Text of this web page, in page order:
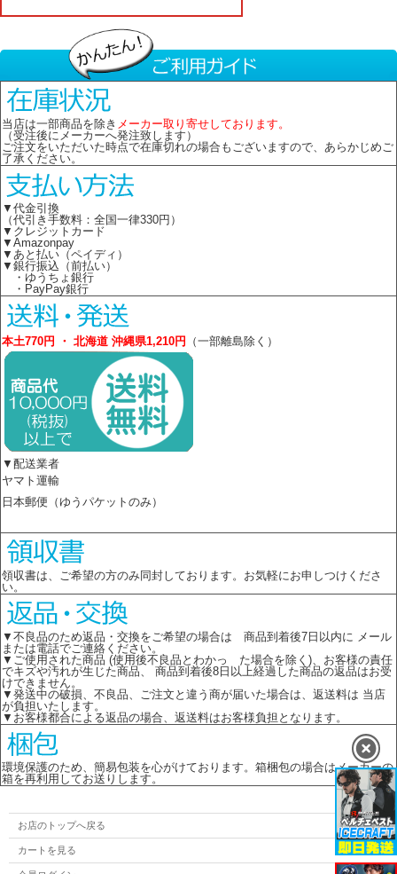
当店は一部商品を除き メーカー取り寄せしております。
（受注後にメーカーへ発注致します）
ご注文をいただいた時点で在庫切れの場合もございますので、あらかじめご
了承ください。
▼代金引換
（代引き手数料：全国一律330円）
▼クレジットカード
▼Amazonpay
▼あと払い（ペイディ）
▼銀行振込（前払い）
・ゆうちょ銀行
・PayPay銀行
本土770円 ・ 北海道 沖縄県1,210円 （一部離島除く）
▼配送業者
ヤマト運輸
日本郵便（ゆうパケットのみ）
領収書は、ご希望の方のみ同封しております。お気軽にお申しつけくださ
い。
▼不良品のため返品・交換をご希望の場合は 商品到着後7日以内に メール
または電話でご連絡ください。
▼ご使用された商品 (使用後不良品とわかっ た場合を除く)、お客様の責任
でキズや汚れが生じた商品、 商品到着後8日以上経過した商品の返品はお受
けできません。
▼発送中の破損、不良品、ご注文と違う商が届いた場合は、返送料は 当店
が負担いたします。
▼お客様都合による返品の場合、返送料はお客様負担となります。
環境保護のため、簡易包装を心がけております。箱梱包の場合はメーカーの
箱を再利用してお送りします。
お店のトップへ戻る
カートを見る